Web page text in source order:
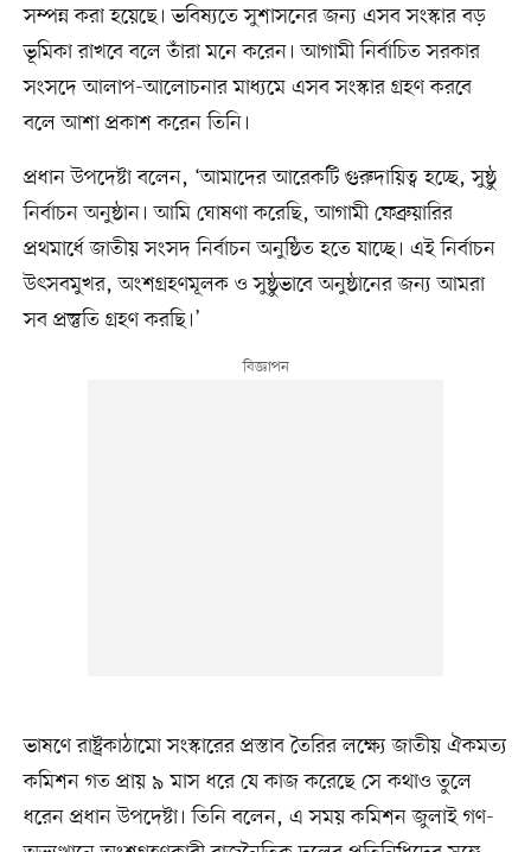
সম্পন্ন করা হয়েছে। ভবিষ্যতে সুশাসনের জন্য এসব সংস্কার বড়
ভূমিকা রাখবে বলে তাঁরা মনে করেন। আগামী নির্বাচিত সরকার
সংসদে আলাপ-আলোচনার মাধ্যমে এসব সংস্কার গ্রহণ করবে
বলে আশা প্রকাশ করেন তিনি।
প্রধান উপদেষ্টা বলেন, ‘আমাদের আরেকটি গুরুদায়িত্ব হচ্ছে, সুষ্ঠু
নির্বাচন অনুষ্ঠান। আমি ঘোষণা করেছি, আগামী ফেব্রুয়ারির
প্রথমার্ধে জাতীয় সংসদ নির্বাচন অনুষ্ঠিত হতে যাচ্ছে। এই নির্বাচন
উৎসবমুখর, অংশগ্রহণমূলক ও সুষ্ঠুভাবে অনুষ্ঠানের জন্য আমরা
সব প্রস্তুতি গ্রহণ করছি।’
ভাষণে রাষ্ট্রকাঠামো সংস্কারের প্রস্তাব তৈরির লক্ষ্যে জাতীয় ঐকমত্য
কমিশন গত প্রায় ৯ মাস ধরে যে কাজ করেছে সে কথাও তুলে
ধরেন প্রধান উপদেষ্টা। তিনি বলেন, এ সময় কমিশন জুলাই গণ-